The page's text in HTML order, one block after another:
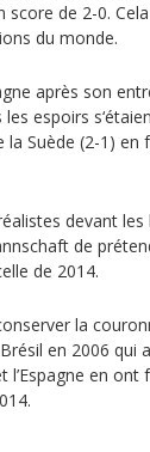
de 2-0. Cela
du monde.
après son
espoirs
Suède (2-1) en
devant
de
de 2014.
la
en 2006 qui
l’Espagne en ont